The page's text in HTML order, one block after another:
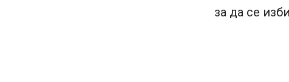
за да се